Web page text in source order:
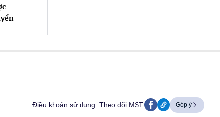
Điều khoản sử dụng Theo dõi MST: Góp ý